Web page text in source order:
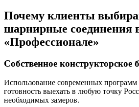
Почему клиенты
шарнирные соединения
«Профессионале»
Собственное конструкторское
Использование современных
готовность выехать в любую точку
необходимых замеров.